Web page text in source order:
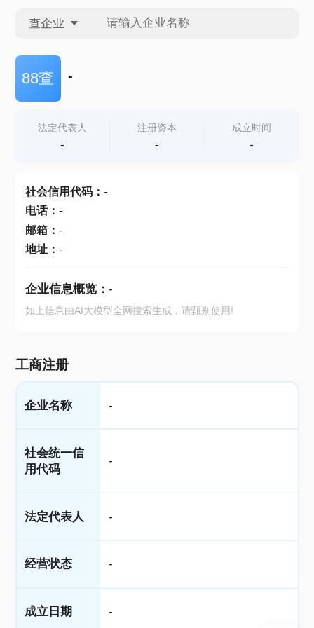
查企业
查企业
查产地
88查 -
法定代表人
-
注册资本
-
成立时间
-
社会信用代码： -
电话： -
邮箱： -
地址： -
企业信息概览： -
如上信息由AI大模型全网搜索生成，请甄别使用!
工商注册
企业名称 -
社会统一信
用代码
-
法定代表人 -
经营状态 -
成立日期 -